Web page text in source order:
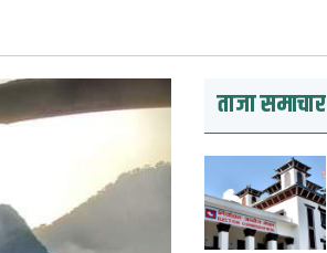
ताजा समाचार